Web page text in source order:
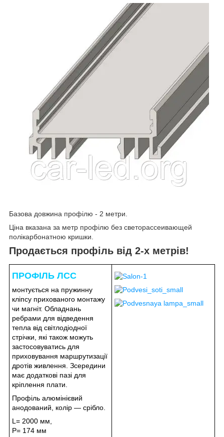
Базова довжина профілю - 2 метри.
Ціна вказана за метр профілю без светорассеивающей
полікарбонатною кришки.
Продається профіль від 2-х метрів!
ПРОФІЛЬ ЛСС
монтується на пружинну
кліпсу прихованого монтажу
чи магніт. Обладнань
ребрами для відведення
тепла від світлодіодної
стрічки, які також можуть
застосовуватись для
приховування маршрутизації
дротів живлення. Зсередини
має додаткові пазі для
кріплення плати.
Профіль алюмінієвий
анодований, колір — срібло.
L= 2000 мм,
Р= 174 мм